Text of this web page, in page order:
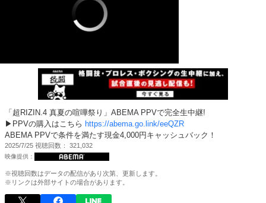
「超RIZIN.4 真夏の喧嘩祭り」ABEMA PPVで完全生中継!
▶PPVの購入はこちら https://abema.go.link/eeQZR
ABEMA PPVで条件を満たす現金4,000円キャッシュバック！
2025/7/25 視聴回数 321,032
※視聴回数はデータの配信があり次第、更新します。
※リンクは外部サイトの場合があります。